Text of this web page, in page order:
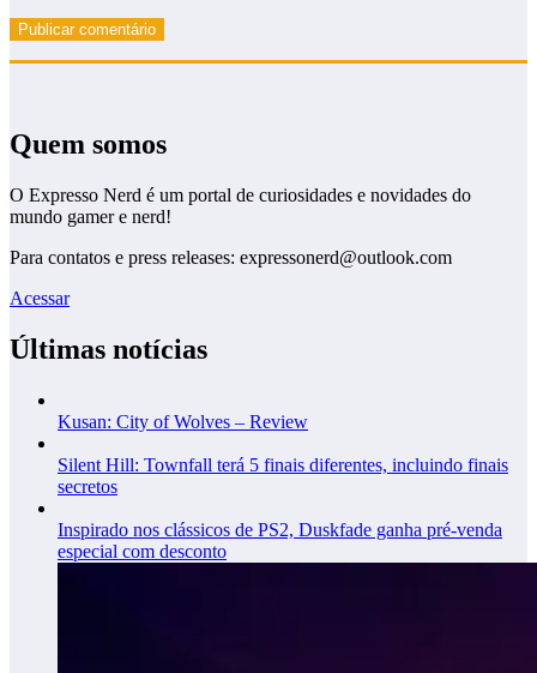
Quem somos
O Expresso Nerd é um portal de curiosidades e novidades do
mundo gamer e nerd!
Para contatos e press releases: expressonerd@outlook.com
Acessar
Últimas notícias
Kusan: City of Wolves – Review
Silent Hill: Townfall terá 5 finais diferentes, incluindo finais
secretos
Inspirado nos clássicos de PS2, Duskfade ganha pré-venda
especial com desconto